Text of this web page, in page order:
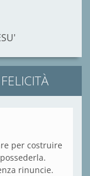
per costruire
rinuncie.